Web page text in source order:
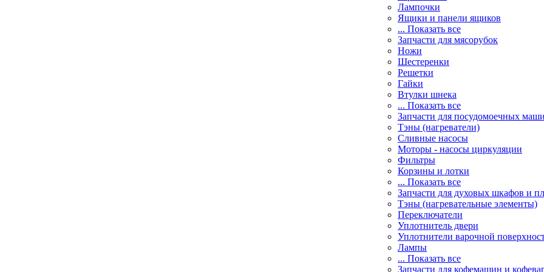
Лампочки
Ящики и панели ящиков
... Показать все
Запчасти для мясорубок
Ножи
Шестеренки
Решетки
Гайки
Втулки шнека
... Показать все
Запчасти для посудомоечных
Тэны (нагреватели)
Сливные насосы
Моторы - насосы циркуляции
Фильтры
Корзины и лотки
... Показать все
Запчасти для духовых шкафов и
Тэны (нагревательные элементы)
Переключатели
Уплотнитель двери
Уплотнители варочной
Лампы
... Показать все
Запчасти для кофемашин и